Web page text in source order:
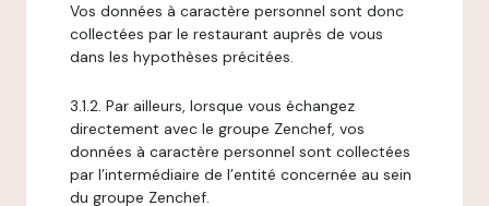
Vos données à caractère personnel sont donc
collectées par le restaurant auprès de vous
dans les hypothèses précitées.
3.1.2. Par ailleurs, lorsque vous échangez
directement avec le groupe Zenchef, vos
données à caractère personnel sont collectées
par l’intermédiaire de l’entité concernée au sein
du groupe Zenchef.